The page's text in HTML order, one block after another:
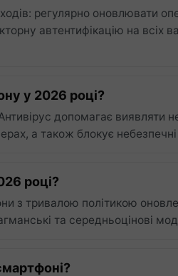
регулярно оновлювати
автентифікацію на всіх
у 2026 році?
допомагає виявляти
а також блокує небезпечні
році?
з тривалою політикою
та середньоцінові